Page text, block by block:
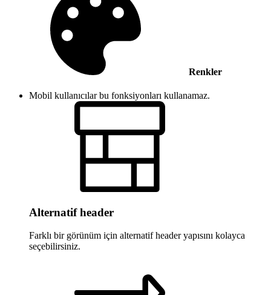
Renkler
Mobil kullanıcılar bu fonksiyonları kullanamaz.
Alternatif header
Farklı bir görünüm için alternatif header yapısını kolayca
seçebilirsiniz.